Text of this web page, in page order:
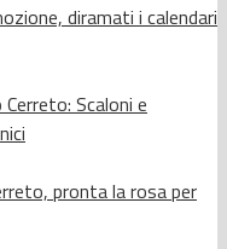
diramati i calendari
Scaloni e
pronta la rosa per